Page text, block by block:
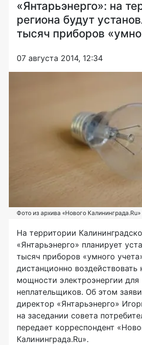
«Янтарьэнерго»: на
региона будут
тысяч приборов
07 августа 2014, 12:34
Фото из архива «Нового Калининграда.Ru»
На территории
«Янтарьэнерго» планирует
тысяч приборов «умного
дистанционно воздействовать
мощности электроэнергии для
неплательщиков. Об этом
директор «Янтарьэнерго»
на заседании совета
передает корреспондент
Калининграда.Ru».